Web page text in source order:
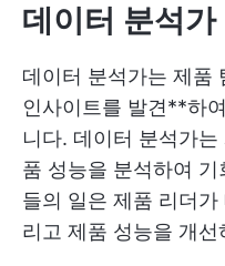
데이터 분석가
데이터 분석가는 제품
인사이트를 발견**하
니다. 데이터 분석가
품 성능을 분석하여
들의 일은 제품 리더
리고 제품 성능을 개